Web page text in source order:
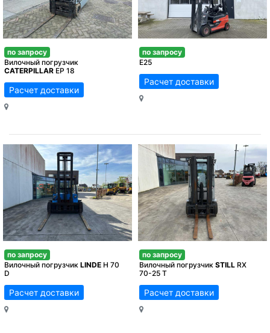
по запросу
Вилочный погрузчик
CATERPILLAR EP 18
Расчет доставки
по запросу
E25
Расчет доставки
по запросу
Вилочный погрузчик LINDE H 70
D
Расчет доставки
по запросу
Вилочный погрузчик STILL RX
70-25 T
Расчет доставки